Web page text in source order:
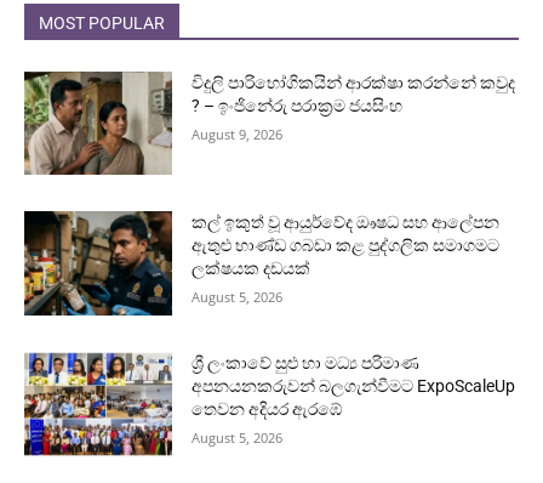
MOST POPULAR
විදුලි පාරිභෝගිකයින් ආරක්ෂා කරන්නේ කවුද
? – ඉංජිනේරු පරාක්‍රම ජයසිංහ
August 9, 2026
කල් ඉකුත් වූ ආයුර්වේද ඖෂධ සහ ආලේපන
ඇතුළු භාණ්ඩ ගබඩා කළ පුද්ගලික සමාගමට
ලක්ෂයක දඩයක්
August 5, 2026
ශ්‍රී ලංකාවේ සුළු හා මධ්‍ය පරිමාණ
අපනයනකරුවන් බලගැන්වීමට ExpoScaleUp
තෙවන අදියර ඇරඹේ
August 5, 2026